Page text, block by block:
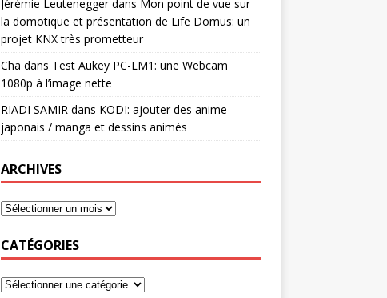
Jérémie Leuteneggerdans Mon point de vue sur
la domotique et présentation de Life Domus: un
projet KNX très prometteur
Cha dans Test Aukey PC-LM1: une Webcam
1080p à l’image nette
RIADI SAMIRdans KODI: ajouter des anime
japonais / manga et dessins animés
ARCHIVES
CATÉGORIES